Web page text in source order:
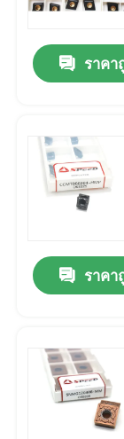
ผลิตภัณฑ์
เกี่ยวกับเรา
ควบคุมคุณภาพ
ราคา
ราคา